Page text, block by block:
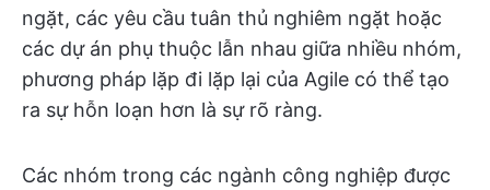
ngặt, các yêu cầu tuân thủ nghiêm ngặt hoặc
các dự án phụ thuộc lẫn nhau giữa nhiều nhóm,
phương pháp lặp đi lặp lại của Agile có thể tạo
ra sự hỗn loạn hơn là sự rõ ràng.
Các nhóm trong các ngành công nghiệp được